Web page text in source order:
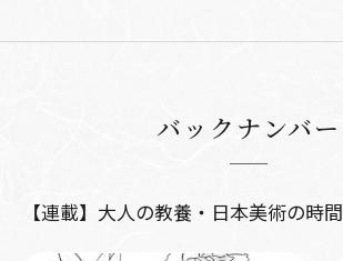
バックナンバー
【連載】大人の教養・日本美術の時間